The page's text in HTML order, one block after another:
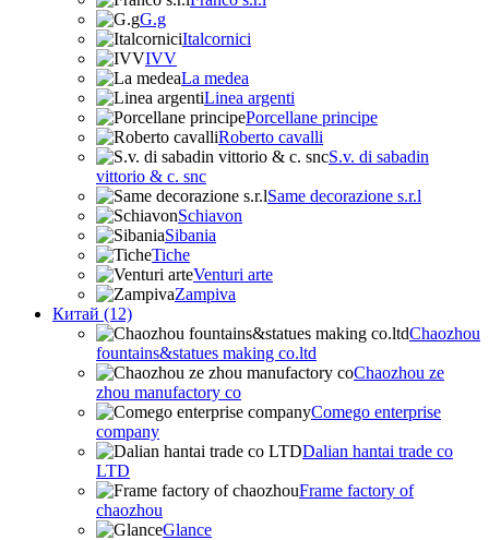
G.g
Italcornici
IVV
La medea
Linea argenti
Porcellane principe
Roberto cavalli
S.v. di sabadin
vittorio & c. snc
Same decorazione s.r.l
Schiavon
Sibania
Tiche
Venturi arte
Zampiva
Китай (12)
Chaozhou
fountains&statues making co.ltd
Chaozhou ze
zhou manufactory co
Comego enterprise
company
Dalian hantai trade co
LTD
Frame factory of
chaozhou
Glance